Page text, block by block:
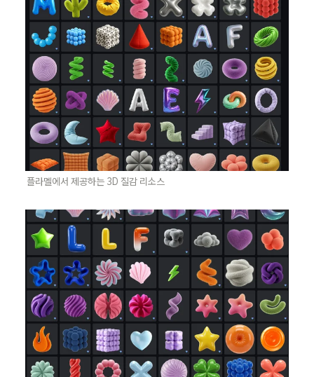
플라멜에서 제공하는 3D 질감 리소스